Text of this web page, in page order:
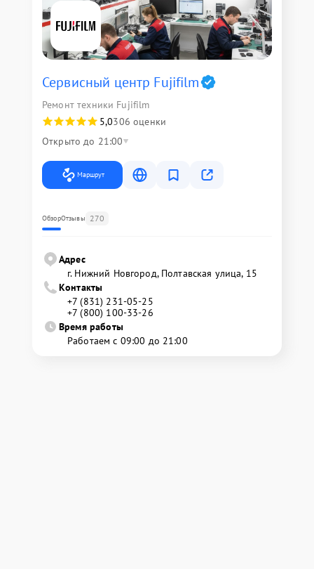
Сервисный центр Fujifilm
Ремонт техники Fujifilm
5,0306 оценки
Открыто до 21:00
Маршрут
ОбзорОтзывы 270
Адрес
г. Нижний Новгород, Полтавская улица, 15
Контакты
+7 (831) 231-05-25
+7 (800) 100-33-26
Время работы
Работаем с 09:00 до 21:00